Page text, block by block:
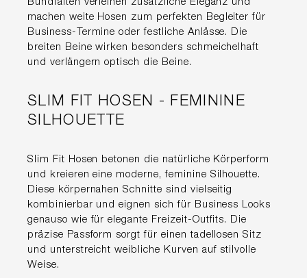
Bundfalten verleihen zusätzliche Eleganz und
machen weite Hosen zum perfekten Begleiter für
Business-Termine oder festliche Anlässe. Die
breiten Beine wirken besonders schmeichelhaft
und verlängern optisch die Beine.
SLIM FIT HOSEN - FEMININE
SILHOUETTE
Slim Fit Hosen betonen die natürliche Körperform
und kreieren eine moderne, feminine Silhouette.
Diese körpernahen Schnitte sind vielseitig
kombinierbar und eignen sich für Business Looks
genauso wie für elegante Freizeit-Outfits. Die
präzise Passform sorgt für einen tadellosen Sitz
und unterstreicht weibliche Kurven auf stilvolle
Weise.